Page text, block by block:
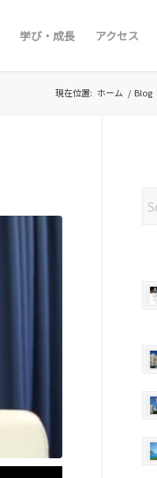
学び・成長 アクセス
現在位置: ホーム / Blog